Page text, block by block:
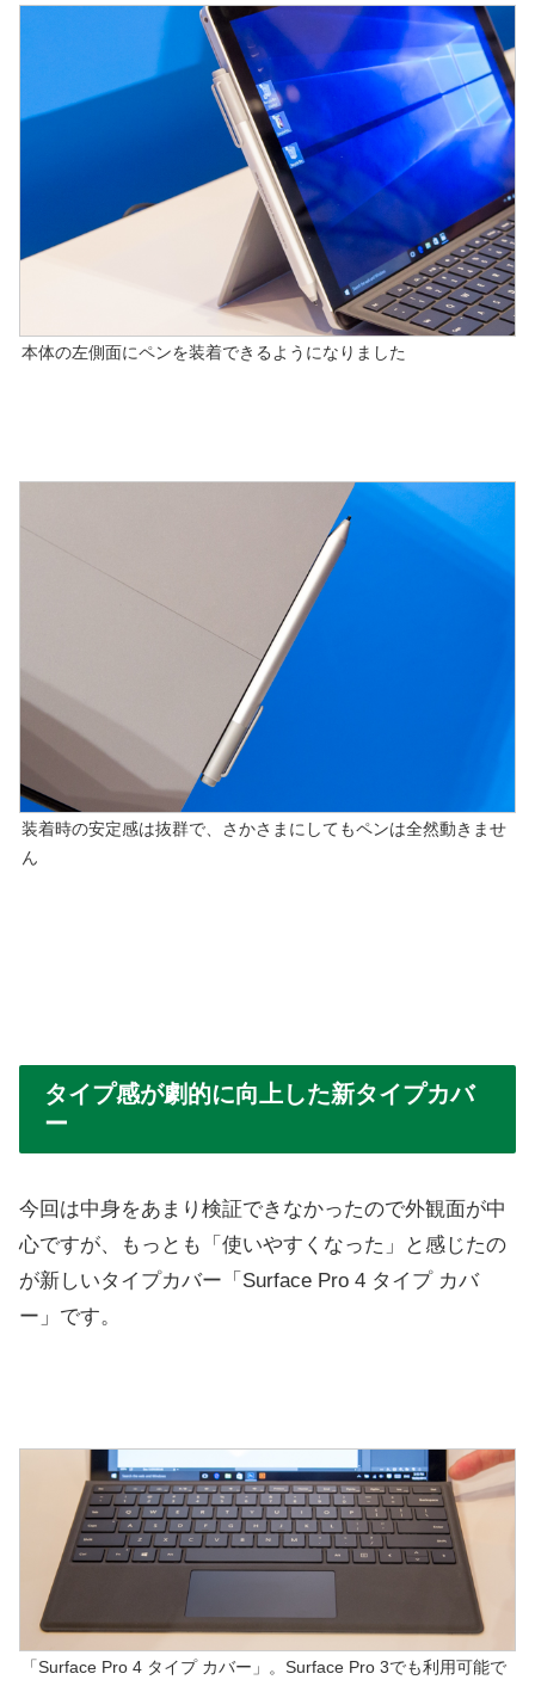
本体の左側面にペンを装着できるようになりました
装着時の安定感は抜群で、さかさまにしてもペンは全然動きませ
ん
タイプ感が劇的に向上した新タイプカバ
ー
今回は中身をあまり検証できなかったので外観面が中
心ですが、もっとも「使いやすくなった」と感じたの
が新しいタイプカバー「Surface Pro 4 タイプ カバ
ー」です。
「Surface Pro 4 タイプ カバー」。Surface Pro 3でも利用可能で